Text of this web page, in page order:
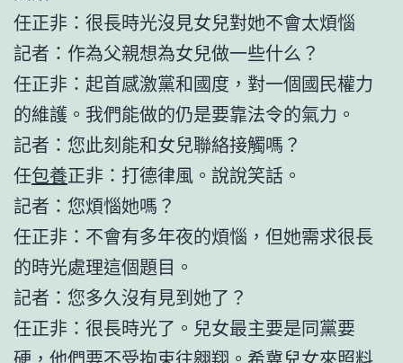
任正非：很長時光沒見女兒對她不會太煩惱
記者：作為父親想為女兒做一些什么？
任正非：起首感激黨和國度，對一個國民權力
的維護。我們能做的仍是要靠法令的氣力。
記者：您此刻能和女兒聯絡接觸嗎？
任包養正非：打德律風。說說笑話。
記者：您煩惱她嗎？
任正非：不會有多年夜的煩惱，但她需求很長
的時光處理這個題目。
記者：您多久沒有見到她了？
任正非：很長時光了。兒女最主要是同黨要
硬，他們要不受拘束往翱翔。希冀兒女來照料